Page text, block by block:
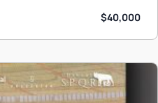
$40,000